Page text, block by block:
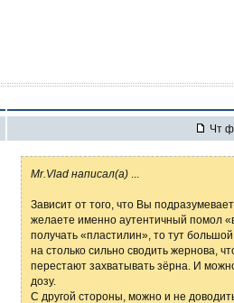
Чт
Mr.Vlad написал(а)
Зависит от того, что Вы
желаете именно аутентичный помол
получать «пластилин», то тут
на столько сильно сводить жернова,
перестают захватывать зёрна. И
дозу.
С другой стороны, можно и не